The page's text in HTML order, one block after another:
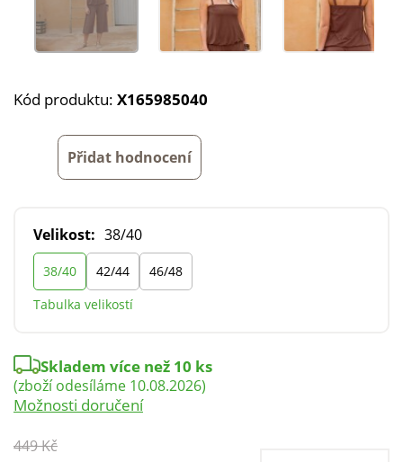
Kód produktu: X165985040
Přidat hodnocení
Velikost: 38/40
38/40 42/44
46/48
Tabulka velikostí
449 Kč
Skladem více než 10 ks
(zboží odesíláme 10.08.2026)
Možnosti doručení